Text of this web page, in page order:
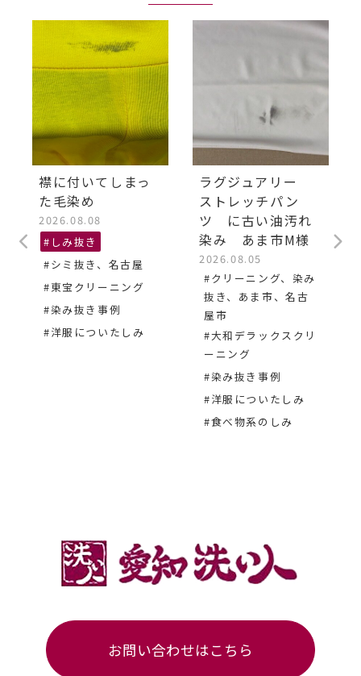
襟に付いてしまっ
た毛染め
2026.08.08
#しみ抜き
#シミ抜き、名古屋
#東宝クリーニング
#染み抜き事例
#洋服についたしみ
ラグジュアリー
ストレッチパン
ツ に古い油汚れ
染み あま市M様
2026.08.05
#クリーニング、染み
抜き、あま市、名古
屋市
#大和デラックスクリ
ーニング
#染み抜き事例
#洋服についたしみ
#食べ物系のしみ
お問い合わせはこちら